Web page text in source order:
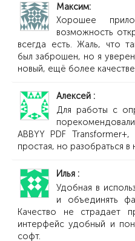
Максим
Хорошее
возможность
всегда есть. Жаль, что
был заброшен, но я
новый, ещё более
Алексей
Для работы с
ABBYY PDF
простая, но разобраться
Илья
Удобная в
и объединять
Качество не страдает
интерфейс удобный и
софт.